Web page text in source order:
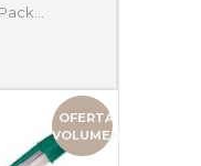
OFERTA
VOLUMEN